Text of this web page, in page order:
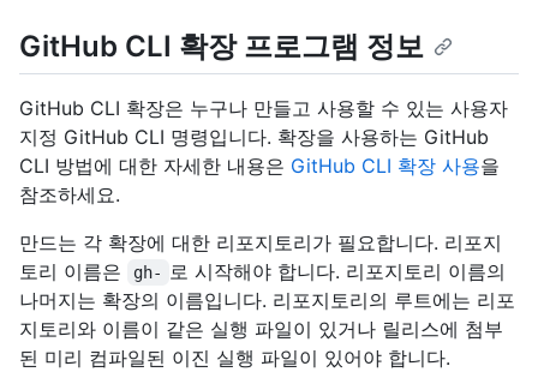
GitHub CLI 확장 프로그램 정보
GitHub CLI 확장은 누구나 만들고 사용할 수 있는 사용자
지정 GitHub CLI 명령입니다. 확장을 사용하는 GitHub
CLI 방법에 대한 자세한 내용은 GitHub CLI 확장 사용을
참조하세요.
만드는 각 확장에 대한 리포지토리가 필요합니다. 리포지
토리 이름은
gh- 로 시작해야 합니다. 리포지토리 이름의
나머지는 확장의 이름입니다. 리포지토리의 루트에는 리포
지토리와 이름이 같은 실행 파일이 있거나 릴리스에 첨부
된 미리 컴파일된 이진 실행 파일이 있어야 합니다.